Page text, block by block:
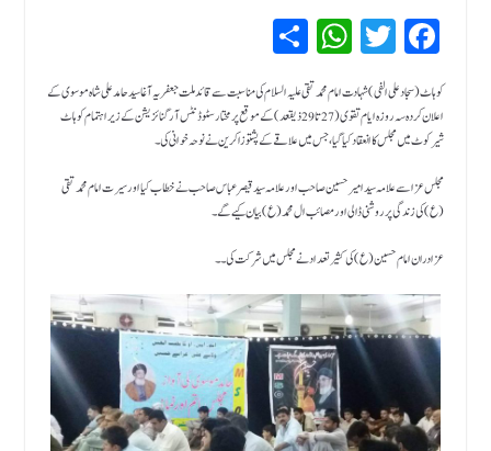
Fa
ce
bo
ok
T
tte
r
W
hat
sA
pp
Sh
ar
e
کوہاٹ (سجاد علی الفی )شہادت امام محمد تقی علیہ السلام کی مناسبت سے قائد ملت جعفریہ آغا سید حامد علی شاہ موسوی کے
اعلان کردہ سہ روزہ ایام تقوی (27 تا 29 ذیقعد) کے موقع پر مختار سٹوڈ نٹس آرگنائزیشن کے زیر اہتمام کوہاٹ
شیرکوٹ میں مجلس کا انعقاد کیا گیا،جس میں علاقے کے پشتو زاکرین نے نوحہ خوانی کی ۔
مجلس عزا سے علامہ سید امیر حسین صاحب اور علامہ سید قیصر عباس صاحب نے خطاب کیا اور سیرت امام محمد تقی
(ع) کی زندگی پر روشنی ڈالی اور مصائب ال محمد (ع) بیان کیے گے۔
عزادران امام حسین (ع) کی کثیر تعداد نے مجلس میں شرکت کی۔۔